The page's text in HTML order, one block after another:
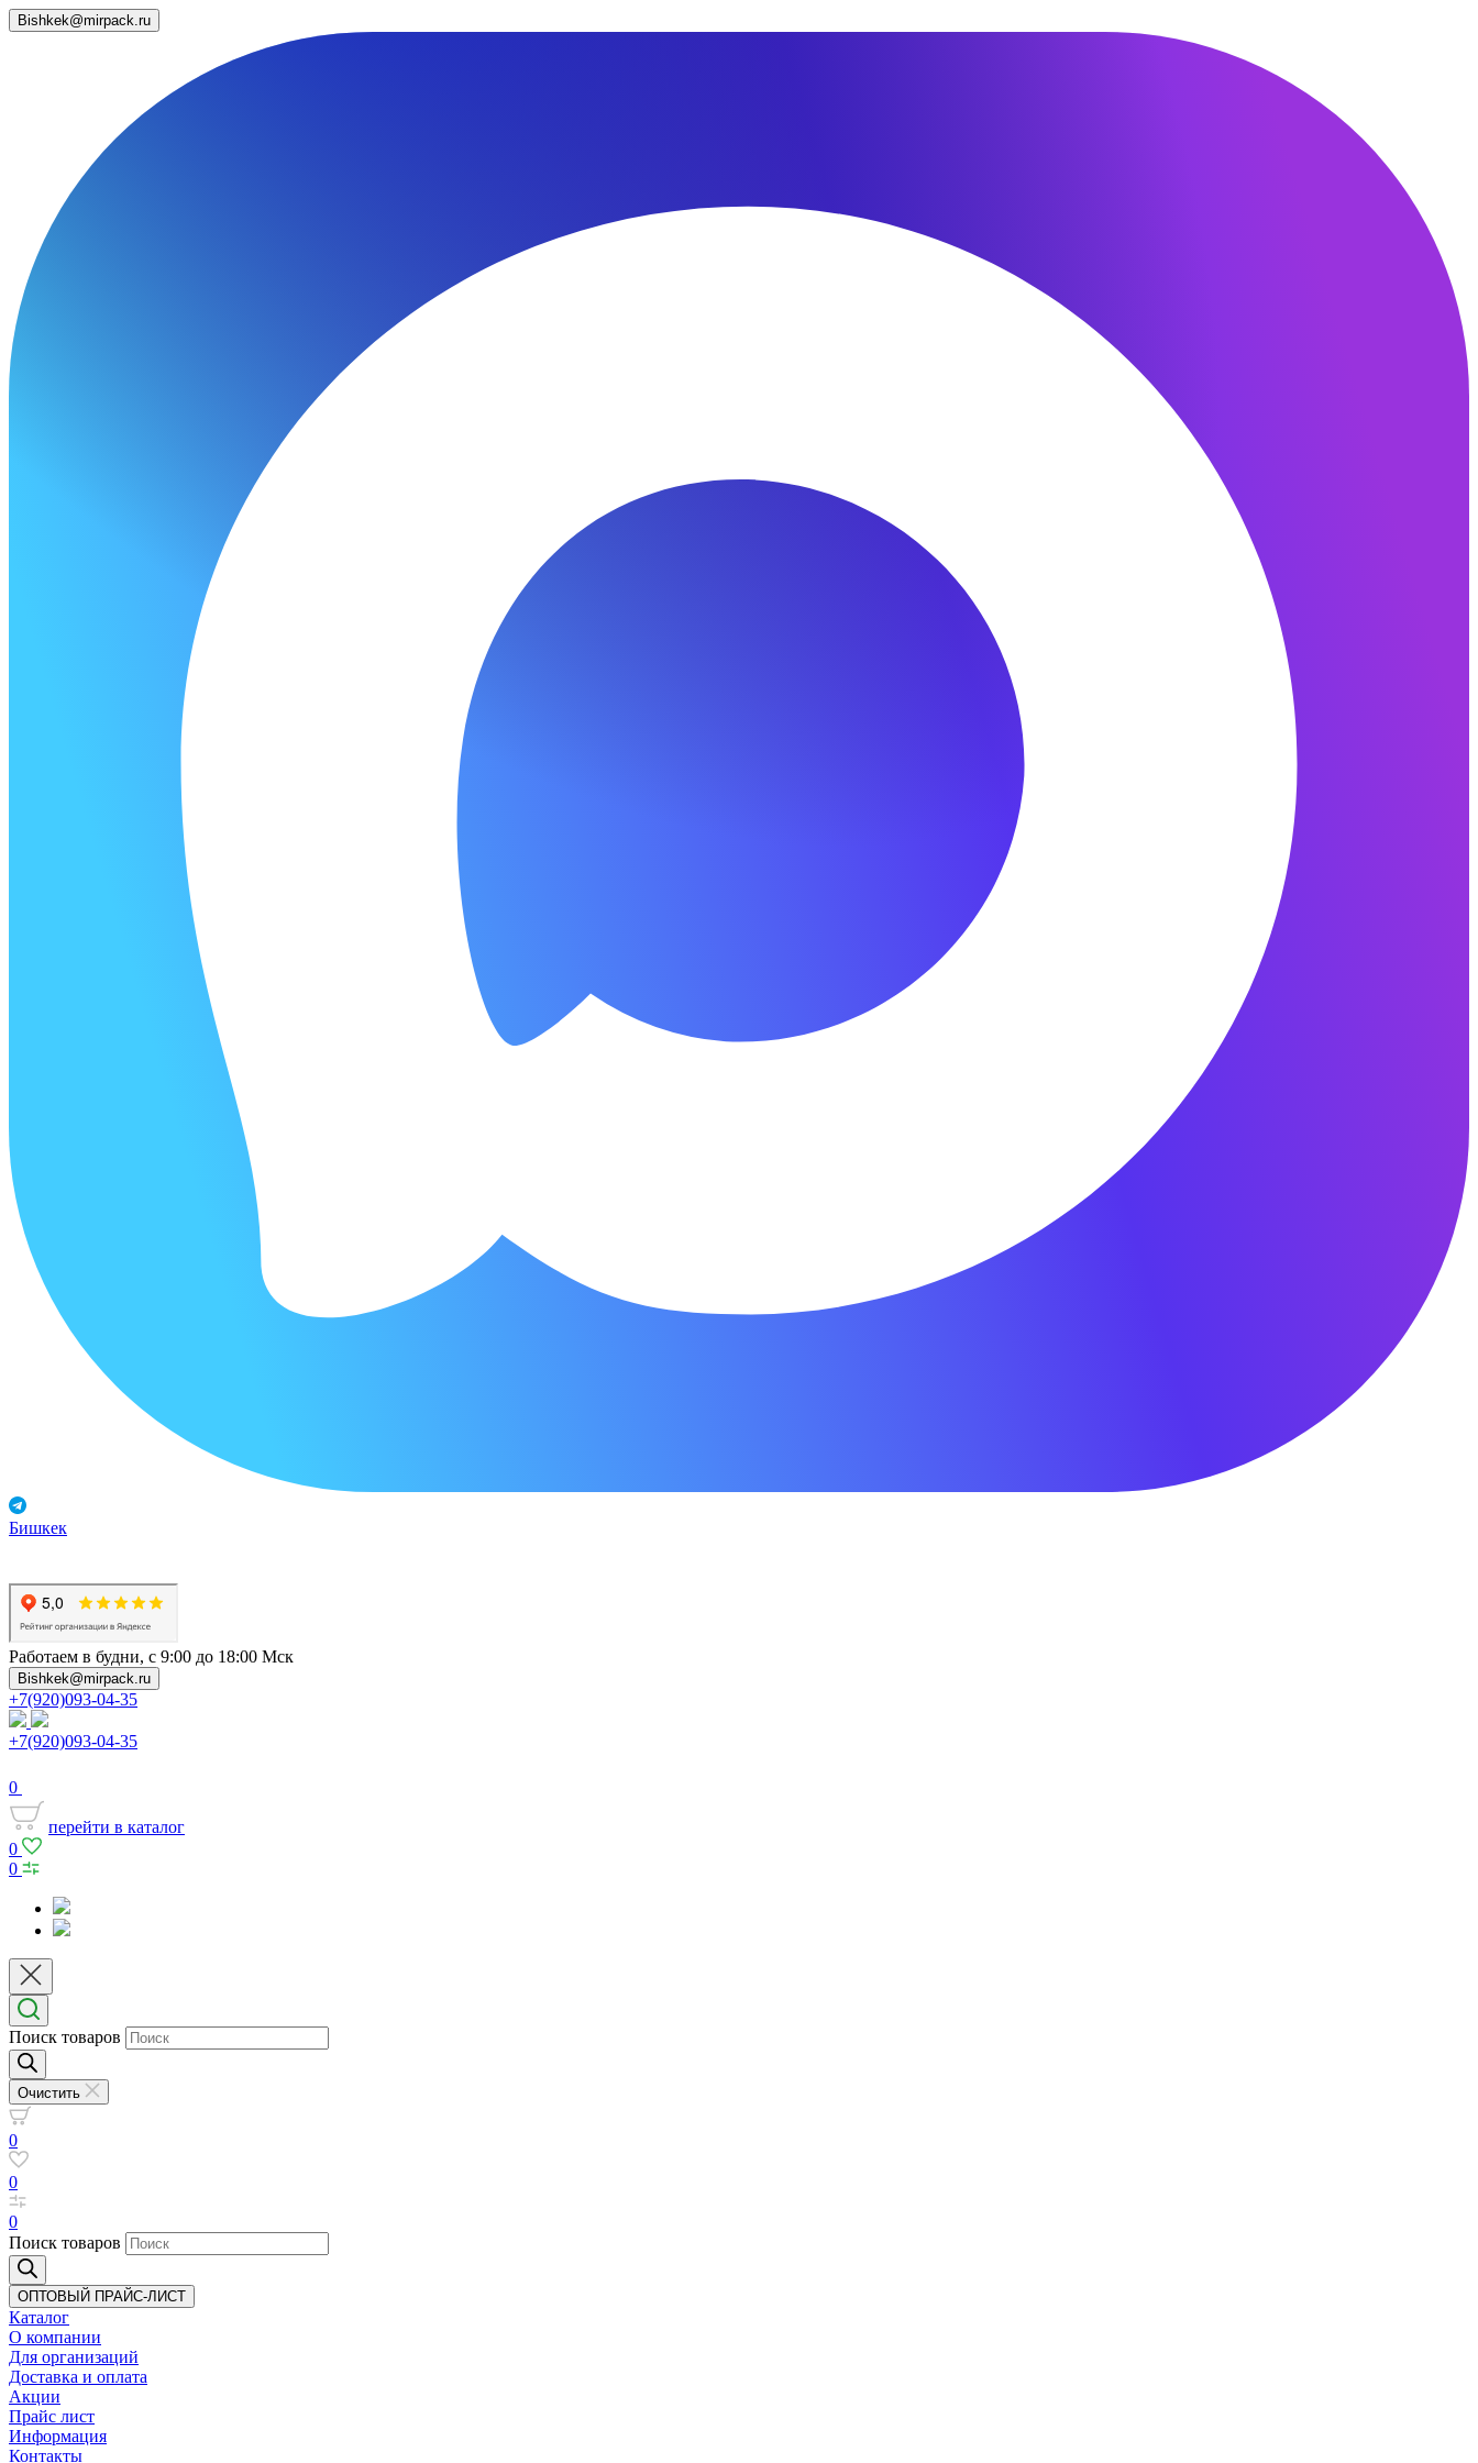
Bishkek@mirpack.ru
Бишкек
Работаем в будни, с 9:00 до 18:00 Мск
Bishkek@mirpack.ru
+7(920)093-04-35
+7(920)093-04-35
0
перейти в каталог
0
0
Поиск товаров
Очистить
0
0
0
Поиск товаров
ОПТОВЫЙ ПРАЙС-ЛИСТ
Каталог
О компании
Для организаций
Доставка и оплата
Акции
Прайс лист
Информация
Контакты